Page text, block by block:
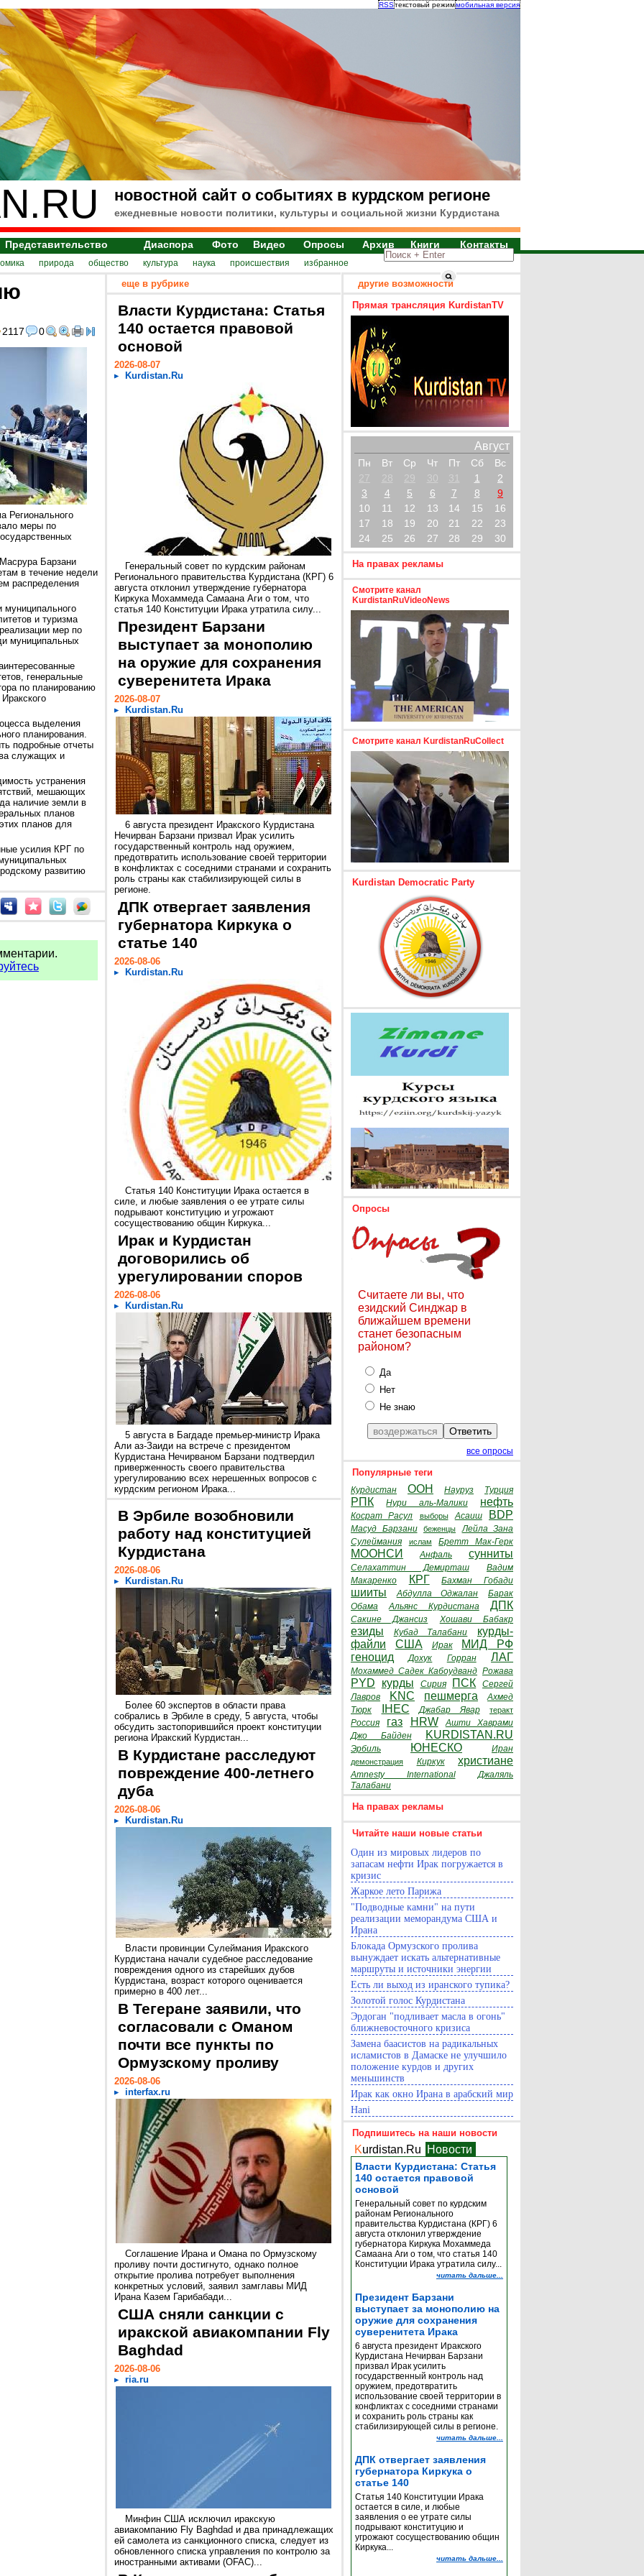
RSSтекстовый режиммобильная версия
новостной сайт о событиях в курдском регионе
ежедневные новости политики, культуры и социальной жизни Курдистана
Представительство Диаспора Фото Видео Опросы Архив Книги Контакты
природа общество культура наука происшествия избранное
2117 0
Регионального
меры по
Барзани
в течение недели
распределения
муниципального
и туризма
мер по
муниципальных
генеральные
по планированию
выделения
планирования.
подробные отчеты
служащих и
устранения
мешающих
наличие земли в
планов
планов для
усилия КРГ по
развитию
еще в рубрике
Власти Курдистана: Статья
140 остается правовой
основой
2026-08-07
Kurdistan.Ru
Генеральный совет по курдским районам
Регионального правительства Курдистана (КРГ) 6
августа отклонил утверждение губернатора
Киркука Мохаммеда Самаана Аги о том, что
статья 140 Конституции Ирака утратила силу...
Президент Барзани
выступает за монополию
на оружие для сохранения
суверенитета Ирака
2026-08-07
Kurdistan.Ru
6 августа президент Иракского Курдистана
Нечирван Барзани призвал Ирак усилить
государственный контроль над оружием,
предотвратить использование своей территории
в конфликтах с соседними странами и сохранить
роль страны как стабилизирующей силы в
регионе.
ДПК отвергает заявления
губернатора Киркука о
статье 140
2026-08-06
Kurdistan.Ru
Статья 140 Конституции Ирака остается в
силе, и любые заявления о ее утрате силы
подрывают конституцию и угрожают
сосуществованию общин Киркука...
Ирак и Курдистан
договорились об
урегулировании споров
2026-08-06
Kurdistan.Ru
5 августа в Багдаде премьер-министр Ирака
Али аз-Заиди на встрече с президентом
Курдистана Нечирваном Барзани подтвердил
приверженность своего правительства
урегулированию всех нерешенных вопросов с
курдским регионом Ирака...
В Эрбиле возобновили
работу над конституцией
Курдистана
2026-08-06
Kurdistan.Ru
Более 60 экспертов в области права
собрались в Эрбиле в среду, 5 августа, чтобы
обсудить застопорившийся проект конституции
региона Иракский Курдистан...
В Курдистане расследуют
повреждение 400-летнего
дуба
2026-08-06
Kurdistan.Ru
Власти провинции Сулеймания Иракского
Курдистана начали судебное расследование
повреждения одного из старейших дубов
Курдистана, возраст которого оценивается
примерно в 400 лет...
В Тегеране заявили, что
согласовали с Оманом
почти все пункты по
Ормузскому проливу
2026-08-06
interfax.ru
Соглашение Ирана и Омана по Ормузскому
проливу почти достигнуто, однако полное
открытие пролива потребует выполнения
конкретных условий, заявил замглавы МИД
Ирана Казем Гарибабади...
США сняли санкции с
иракской авиакомпании Fly
Baghdad
2026-08-06
ria.ru
Минфин США исключил иракскую
авиакомпанию Fly Baghdad и два принадлежащих
ей самолета из санкционного списка, следует из
обновленного списка управления по контролю за
иностранными активами (OFAC)...
другие возможности
Прямая трансляция KurdistanTV
Август
Пн Вт Ср Чт Пт Сб
Вс
27
28 29 30 31 1
2
3
4 5 6 7 8
9
10
11 12 13 14 15
16
17
18 19 20 21 22
23
24
25 26 27 28 29 30
На правах рекламы
Смотрите канал
KurdistanRuVideoNews
Смотрите канал KurdistanRuCollect
Kurdistan Democratic Party
Опросы
Считаете ли вы, что
езидский Синджар в
ближайшем времени
станет безопасным
районом?
Да
Нет
Не знаю
все опросы
Популярные теги
Курдистан ООН Науруз Турция
РПК Нури аль-Малики нефть
Косрат Расул выборы Асаиш BDP
Масуд Барзани беженцы
Лейла Зана
Сулеймания
ислам Бретт Мак-Герк
МООНСИ Анфаль сунниты
Селахаттин Демирташ
Вадим
Макаренко
КРГ Бахман Гобади
шииты Абдулла Оджалан
Барак
Обама
Альянс Курдистана ДПК
Сакине Джансиз Хошави Бабакр
езиды Кубад Талабани
курды-
файли
США Ирак
МИД РФ
геноцид
Дохук Горран ЛАГ
Мохаммед Садек Кабоудванд Рожава
PYD курды Сирия ПСК
Сергей
Лавров
KNC пешмерга
Ахмед
Тюрк
IHEC Джабар Явар теракт
Россия газ HRW
Ашти Хаврами
Джо Байден
KURDISTAN.RU
Эрбиль ЮНЕСКО Иран
демонстрация Киркук христиане
Amnesty International
Джаляль
Талабани
На правах рекламы
Читайте наши новые статьи
Один из мировых лидеров по
запасам нефти Ирак погружается в
кризис
Жаркое лето Парижа
"Подводные камни" на пути
реализации меморандума США и
Ирана
Блокада Ормузского пролива
вынуждает искать альтернативные
маршруты и источники энергии
Есть ли выход из иранского тупика?
Золотой голос Курдистана
Эрдоган "подливает масла в огонь"
ближневосточного кризиса
Замена баасистов на радикальных
исламистов в Дамаске не улучшило
положение курдов и других
меньшинств
Ирак как окно Ирана в арабский мир
Hani
Подпишитесь на наши новости
Kurdistan.Ru Новости
Власти Курдистана: Статья
140 остается правовой
основой
Генеральный совет по курдским
районам Регионального
правительства Курдистана (КРГ) 6
августа отклонил утверждение
губернатора Киркука Мохаммеда
Самаана Аги о том, что статья 140
Конституции Ирака утратила силу...
читать дальше...
Президент Барзани
выступает за монополию на
оружие для сохранения
суверенитета Ирака
6 августа президент Иракского
Курдистана Нечирван Барзани
призвал Ирак усилить
государственный контроль над
оружием, предотвратить
использование своей территории в
конфликтах с соседними странами
и сохранить роль страны как
стабилизирующей силы в регионе.
читать дальше...
ДПК отвергает заявления
губернатора Киркука о
статье 140
Статья 140 Конституции Ирака
остается в силе, и любые
заявления о ее утрате силы
подрывают конституцию и
угрожают сосуществованию общин
Киркука...
читать дальше...